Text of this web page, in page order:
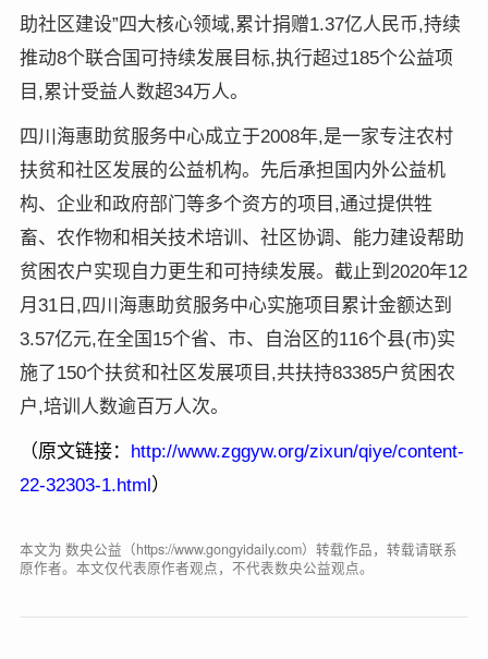
助社区建设”四大核心领域,累计捐赠1.37亿人民币,持续
推动8个联合国可持续发展目标,执行超过185个公益项
目,累计受益人数超34万人。
四川海惠助贫服务中心成立于2008年,是一家专注农村
扶贫和社区发展的公益机构。先后承担国内外公益机
构、企业和政府部门等多个资方的项目,通过提供牲
畜、农作物和相关技术培训、社区协调、能力建设帮助
贫困农户实现自力更生和可持续发展。截止到2020年12
月31日,四川海惠助贫服务中心实施项目累计金额达到
3.57亿元,在全国15个省、市、自治区的116个县(市)实
施了150个扶贫和社区发展项目,共扶持83385户贫困农
户,培训人数逾百万人次。
（原文链接： http://www.zggyw.org/zixun/qiye/content-
22-32303-1.html）
本文为 数央公益（https://www.gongyidaily.com）转载作品，转载请联系
原作者。本文仅代表原作者观点，不代表数央公益观点。